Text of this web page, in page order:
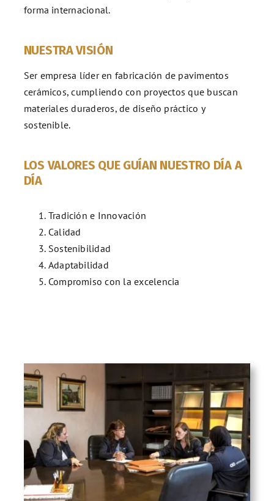
forma internacional.
NUESTRA VISIÓN
Ser empresa líder en fabricación de pavimentos
cerámicos, cumpliendo con proyectos que buscan
materiales duraderos, de diseño práctico y
sostenible.
LOS VALORES QUE GUÍAN NUESTRO DÍA A
DÍA
Tradición e Innovación
Calidad
Sostenibilidad
Adaptabilidad
Compromiso con la excelencia